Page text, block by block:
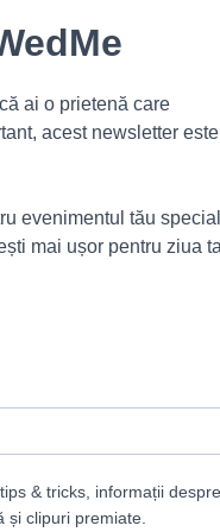
ai o prietenă care
acest newsletter este
evenimentul tău special
mai ușor pentru ziua
& tricks, informații despre
clipuri premiate.